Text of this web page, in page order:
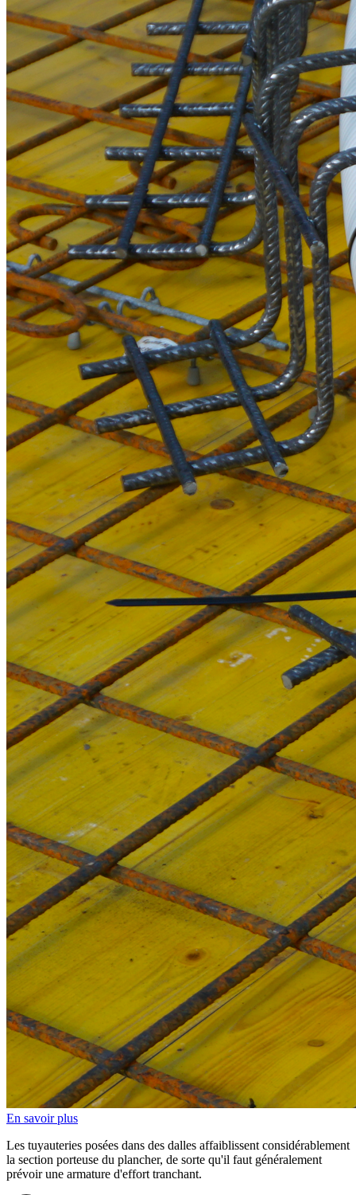
En savoir plus
Les tuyauteries posées dans des dalles affaiblissent considérablement
la section porteuse du plancher, de sorte qu'il faut généralement
prévoir une armature d'effort tranchant.